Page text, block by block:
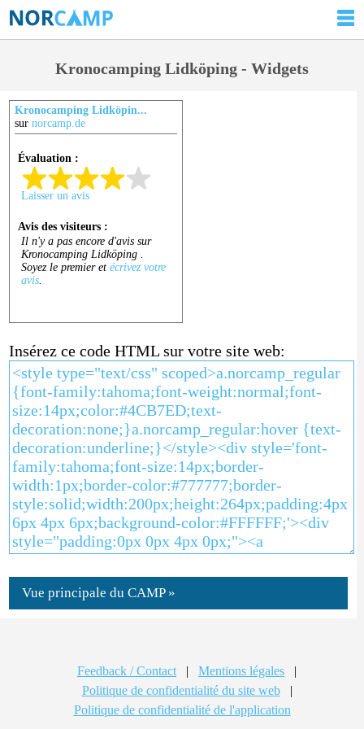
Kronocamping Lidköping - Widgets
Kronocamping Lidköpin...
sur norcamp.de
Insérez ce code HTML sur votre site web:
Vue principale du CAMP »
Feedback / Contact | Mentions légales
|
Politique de confidentialité du site web
|
Politique de confidentialité de l'application